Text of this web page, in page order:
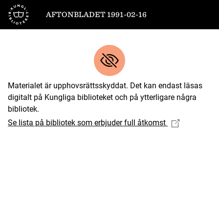
Till startsidan
AFTONBLADET 1991-02-16
Materialet är upphovsrättsskyddat. Det kan endast läsas
digitalt på Kungliga biblioteket och på ytterligare några
bibliotek.
Se lista på bibliotek som erbjuder full åtkomst